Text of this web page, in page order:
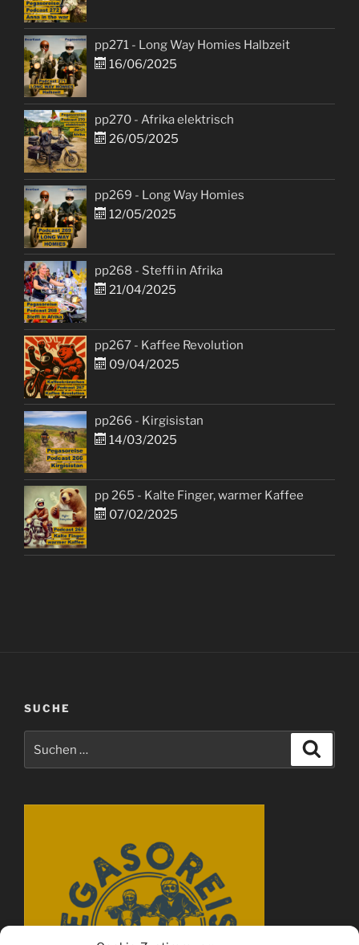
pp271 - Long Way Homies Halbzeit
16/06/2025
pp270 - Afrika elektrisch
26/05/2025
pp269 - Long Way Homies
12/05/2025
pp268 - Steffi in Afrika
21/04/2025
pp267 - Kaffee Revolution
09/04/2025
pp266 - Kirgisistan
14/03/2025
pp 265 - Kalte Finger, warmer Kaffee
07/02/2025
SUCHE
nach: